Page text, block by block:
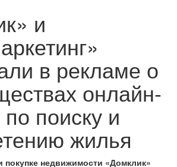
и
в рекламе о
онлайн-
поиску и
жилья
покупке недвижимости «Домклик»